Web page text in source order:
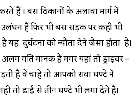
हैं । बस ठिकानों के अलावा मार्ग में
उलंघन है फिर भी बस सड़क पर कही भी
यह दुर्घटना को न्यौता देने जैसा होता है।
गति मानक है मगर यहां तो ड्राइवर –
है वे चाहे तो आपको सवा घण्टे में
तो ढाई से तीन घण्टे भी लगा देते है।